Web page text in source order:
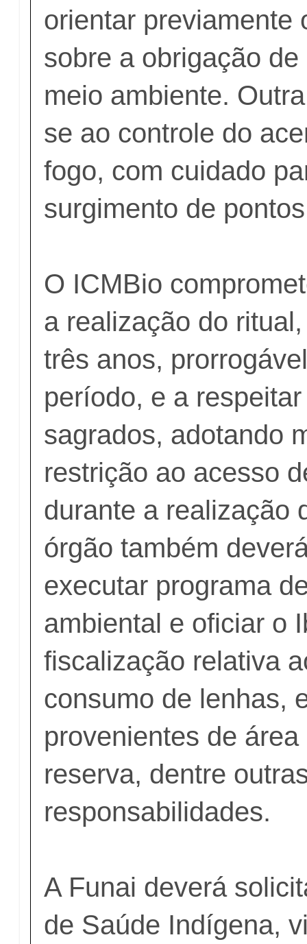
orientar previamente
sobre a obrigação
meio ambiente.
se ao controle do
fogo, com cuidado
surgimento de
O ICMBio
a realização do
três anos,
período, e a
sagrados, adotando
restrição ao acesso
durante a realização
órgão também
executar programa
ambiental e oficiar o
fiscalização relativa
consumo de lenhas,
provenientes de
reserva, dentre
responsabilidades.
A Funai deverá
de Saúde Indígena,